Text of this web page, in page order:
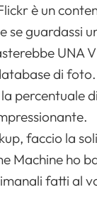
è un
se guardassi
UNA
di
percentuale
faccio la
Machine ho
fatti al